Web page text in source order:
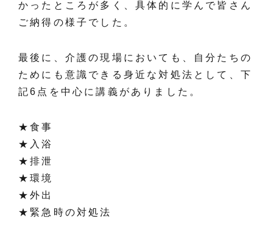
かったところが多く、具体的に学んで皆さん
ご納得の様子でした。
最後に、介護の現場においても、自分たちの
ためにも意識できる身近な対処法として、下
記6点を中心に講義がありました。
★食事
★入浴
★排泄
★環境
★外出
★緊急時の対処法